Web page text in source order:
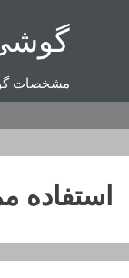
مشخصات
استفاده